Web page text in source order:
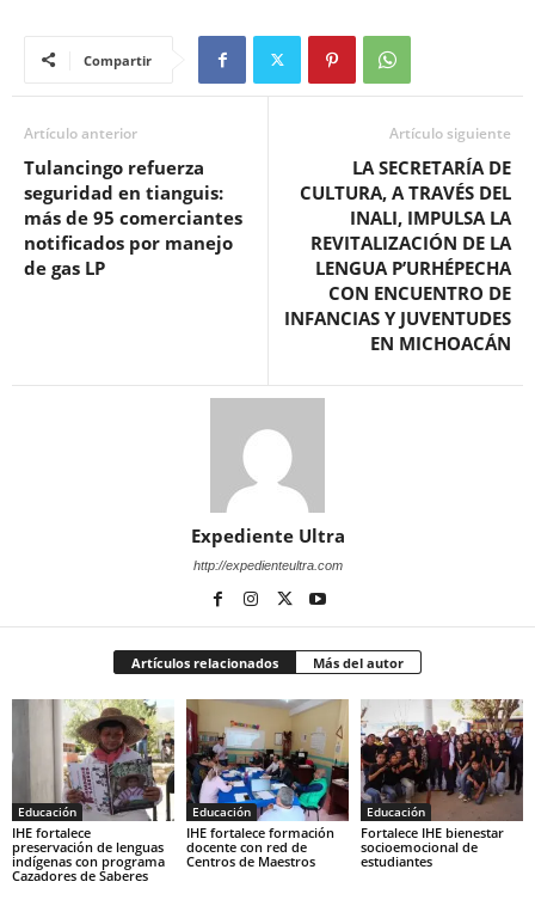
Compartir
Artículo anterior
Tulancingo refuerza
seguridad en tianguis:
más de 95 comerciantes
notificados por manejo
de gas LP
Artículo siguiente
LA SECRETARÍA DE
CULTURA, A TRAVÉS DEL
INALI, IMPULSA LA
REVITALIZACIÓN DE LA
LENGUA P’URHÉPECHA
CON ENCUENTRO DE
INFANCIAS Y JUVENTUDES
EN MICHOACÁN
Expediente Ultra
http://expedienteultra.com
Artículos relacionados Más del autor
Educación
IHE fortalece
preservación de lenguas
indígenas con programa
Cazadores de Saberes
Educación
IHE fortalece formación
docente con red de
Centros de Maestros
Educación
Fortalece IHE bienestar
socioemocional de
estudiantes